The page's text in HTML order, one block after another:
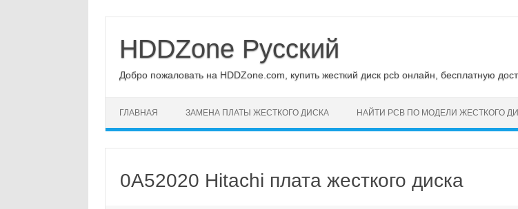
содержимому
HDDZone Русский
Добро пожаловать на HDDZone.com, купить жесткий диск pcb онлайн, бесплатную
ГЛАВНАЯ ЗАМЕНА ПЛАТЫ ЖЕСТКОГО ДИСКА НАЙТИ PCB ПО МОДЕЛИ ЖЕСТКОГО
0A52020 Hitachi плата жесткого диска